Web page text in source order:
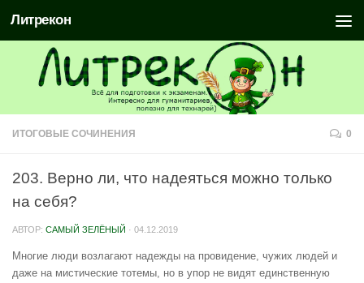
Литрекон
ИТОГОВЫЕ СОЧИНЕНИЯ 0
203. Верно ли, что надеяться можно только
на себя?
АВТОР: САМЫЙ ЗЕЛЁНЫЙ · 04.12.2019
Многие люди возлагают надежды на провидение, чужих людей и
даже на мистические тотемы, но в упор не видят единственную